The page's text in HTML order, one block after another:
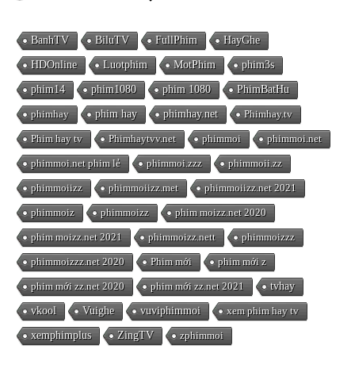
BanhTV BiluTV FullPhim HayGhe
HDOnline Luotphim MotPhim phim3s
phim14 phim1080 phim 1080 PhimBatHu
phimhay phim hay phimhay.net Phimhay.tv
Phim hay tv Phimhaytvv.net phimmoi phimmoi.net
phimmoi.net phim lẻ phimmoi.zzz phimmoii.zz
phimmoiizz phimmoiizz.met phimmoiizz.net 2021
phimmoiz phimmoizz phim moizz.net 2020
phim moizz.net 2021 phimmoizz.nett phimmoizzz
phimmoizzz.net 2020 Phim mới phim mới z
phim mới zz.net 2020 phim mới zz.net 2021 tvhay
vkool Vuighe vuviphimmoi xem phim hay tv
xemphimplus ZingTV zphimmoi